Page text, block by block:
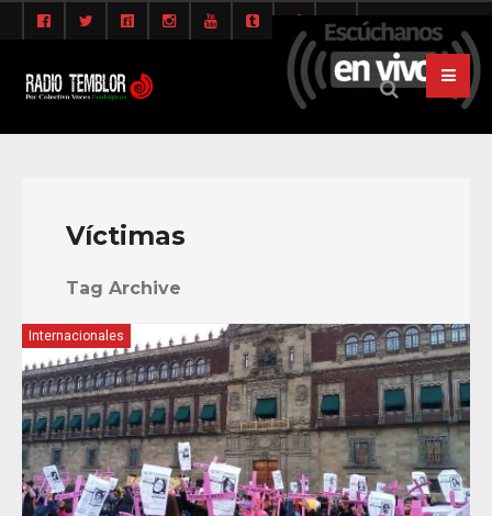
Víctimas
Tag Archive
Internacionales